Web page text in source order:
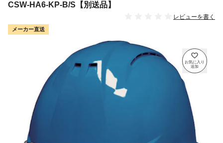
CSW-HA6-KP-B/S【別送品】
レビューを書く
メーカー直送